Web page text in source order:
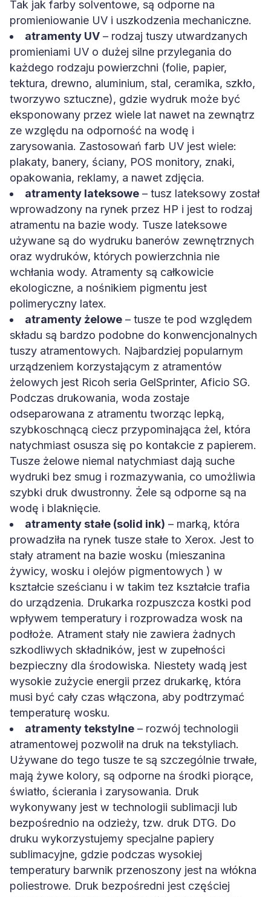
Tak jak farby solventowe, są odporne na
promieniowanie UV i uszkodzenia mechaniczne.
atramenty UV – rodzaj tuszy utwardzanych
promieniami UV o dużej silne przylegania do
każdego rodzaju powierzchni (folie, papier,
tektura, drewno, aluminium, stal, ceramika, szkło,
tworzywo sztuczne), gdzie wydruk może być
eksponowany przez wiele lat nawet na zewnątrz
ze względu na odporność na wodę i
zarysowania. Zastosowań farb UV jest wiele:
plakaty, banery, ściany, POS monitory, znaki,
opakowania, reklamy, a nawet zdjęcia.
atramenty lateksowe – tusz lateksowy został
wprowadzony na rynek przez HP i jest to rodzaj
atramentu na bazie wody. Tusze lateksowe
używane są do wydruku banerów zewnętrznych
oraz wydruków, których powierzchnia nie
wchłania wody. Atramenty są całkowicie
ekologiczne, a nośnikiem pigmentu jest
polimeryczny latex.
atramenty żelowe – tusze te pod względem
składu są bardzo podobne do konwencjonalnych
tuszy atramentowych. Najbardziej popularnym
urządzeniem korzystającym z atramentów
żelowych jest Ricoh seria GelSprinter, Aficio SG.
Podczas drukowania, woda zostaje
odseparowana z atramentu tworząc lepką,
szybkoschnącą ciecz przypominająca żel, która
natychmiast osusza się po kontakcie z papierem.
Tusze żelowe niemal natychmiast dają suche
wydruki bez smug i rozmazywania, co umożliwia
szybki druk dwustronny. Żele są odporne są na
wodę i blaknięcie.
atramenty stałe (solid ink) – marką, która
prowadziła na rynek tusze stałe to Xerox. Jest to
stały atrament na bazie wosku (mieszanina
żywicy, wosku i olejów pigmentowych ) w
kształcie sześcianu i w takim tez kształcie trafia
do urządzenia. Drukarka rozpuszcza kostki pod
wpływem temperatury i rozprowadza wosk na
podłoże. Atrament stały nie zawiera żadnych
szkodliwych składników, jest w zupełności
bezpieczny dla środowiska. Niestety wadą jest
wysokie zużycie energii przez drukarkę, która
musi być cały czas włączona, aby podtrzymać
temperaturę wosku.
atramenty tekstylne – rozwój technologii
atramentowej pozwolił na druk na tekstyliach.
Używane do tego tusze te są szczególnie trwałe,
mają żywe kolory, są odporne na środki piorące,
światło, ścierania i zarysowania. Druk
wykonywany jest w technologii sublimacji lub
bezpośrednio na odzieży, tzw. druk DTG. Do
druku wykorzystujemy specjalne papiery
sublimacyjne, gdzie podczas wysokiej
temperatury barwnik przenoszony jest na włókna
poliestrowe. Druk bezpośredni jest częściej